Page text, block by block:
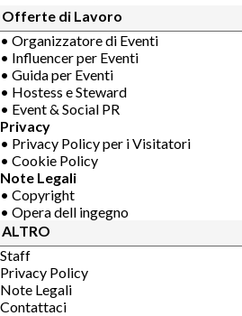
Offerte di Lavoro
• Organizzatore di Eventi
• Influencer per Eventi
• Guida per Eventi
• Hostess e Steward
• Event & Social PR
Privacy
• Privacy Policy per i Visitatori
• Cookie Policy
Note Legali
• Copyright
• Opera dell ingegno
ALTRO
Staff
Privacy Policy
Note Legali
Contattaci